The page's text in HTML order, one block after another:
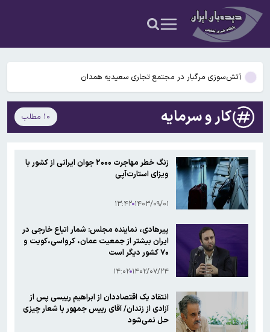
عکس و فیلم
یافته جدید: سرعت گرمایش جهانی در یک دهه گذشته تقریباً دو برابر
شده است
جزئیات جدید افزایش سنوات بازنشستگی/ چه کسانی باید بیشتر کار کنند و
چه افرادی معاف هستند؟
آتش‌سوزی مرگبار در مجتمع تجاری سعیدیه همدان
دانشمندان راز آبشار خونین جنوبگان را کشف کردند
بوگاتی سفارشی با نام «دِستِریِر» معرفی شد / W۱۶ هنوز نفس می‌کشد /
یافته جدید: سرعت گرمایش جهانی در یک دهه گذشته تقریباً دو برابر
شده است
جزئیات جدید افزایش سنوات بازنشستگی/ چه کسانی باید بیشتر کار کنند و
چه افرادی معاف هستند؟
کار و سرمایه ۱۰ مطلب
زنگ خطر مهاجرت ۲۰۰۰ جوان ایرانی از کشور با
ویزای استارت‌آپی
۱۴۰۳/۰۹/۰۱ ۱۳:۴۲
پیرهادی، نماینده مجلس: شمار اتباع خارجی در
ایران بیشتر از جمعیت عمان، کرواسی،کویت و
۷۰ کشور دیگر است
۱۴۰۲/۰۷/۲۴ ۱۴:۰۲
انتقاد یک اقتصاددان از ابراهیم رییسی پس از
آزادی از زندان/ آقای رییس جمهور با شعار چیزی
حل نمی‌شود